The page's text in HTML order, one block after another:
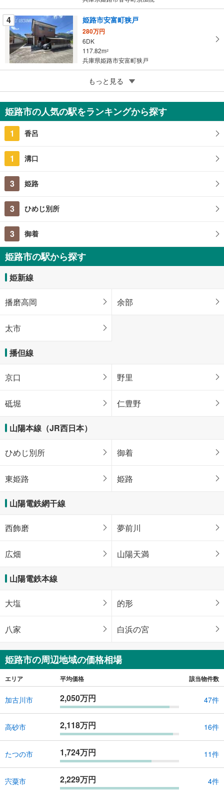
る
4 姫路市安富町狭戸
280万円
6DK
117.82m2
兵庫県姫路市安富町狭戸
成約でもらえる
姫路市安富町安志
949万円
4LDK
もっと見る
姫路市の人気の駅をランキングから探す
1 香呂
1 溝口
3 姫路
3 ひめじ別所
3 御着
姫路市の駅から探す
姫新線
播磨高岡 余部
太市
播但線
京口 野里
砥堀 仁豊野
山陽本線（JR西日本）
ひめじ別所 御着
東姫路 姫路
山陽電鉄網干線
西飾磨 夢前川
広畑 山陽天満
山陽電鉄本線
大塩 的形
八家 白浜の宮
姫路市の周辺地域の価格相場
エリア 平均価格 該当物件数
加古川市 2,050万円 47件
高砂市 2,118万円 16件
たつの市 1,724万円 11件
宍粟市 2,229万円 4件